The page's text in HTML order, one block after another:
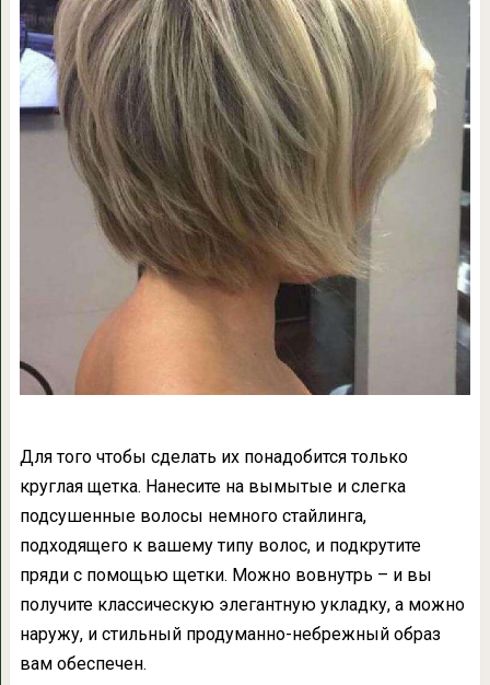
Для того чтобы сделать их понадобится только
круглая щетка. Нанесите на вымытые и слегка
подсушенные волосы немного стайлинга,
подходящего к вашему типу волос, и подкрутите
пряди с помощью щетки. Можно вовнутрь – и вы
получите классическую элегантную укладку, а можно
наружу, и стильный продуманно-небрежный образ
вам обеспечен.